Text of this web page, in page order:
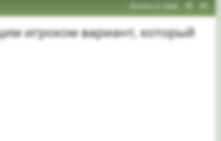
Искать в теме #1
игроком вариант, который